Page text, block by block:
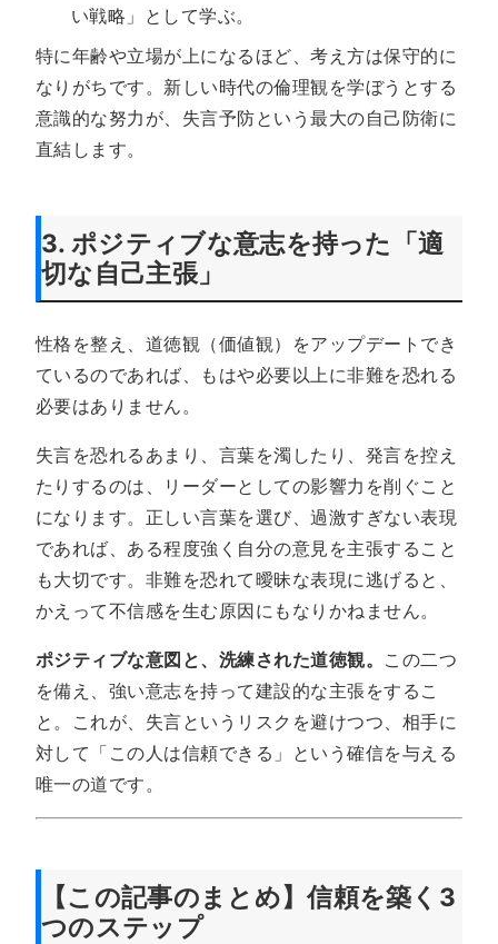
い戦略」として学ぶ。
特に年齢や立場が上になるほど、考え方は保守的に
なりがちです。新しい時代の倫理観を学ぼうとする
意識的な努力が、失言予防という最大の自己防衛に
直結します。
3. ポジティブな意志を持った「適
切な自己主張」
性格を整え、道徳観（価値観）をアップデートでき
ているのであれば、もはや必要以上に非難を恐れる
必要はありません。
失言を恐れるあまり、言葉を濁したり、発言を控え
たりするのは、リーダーとしての影響力を削ぐこと
になります。正しい言葉を選び、過激すぎない表現
であれば、ある程度強く自分の意見を主張すること
も大切です。非難を恐れて曖昧な表現に逃げると、
かえって不信感を生む原因にもなりかねません。
ポジティブな意図と、洗練された道徳観。 この二つ
を備え、強い意志を持って建設的な主張をするこ
と。これが、失言というリスクを避けつつ、相手に
対して「この人は信頼できる」という確信を与える
唯一の道です。
【この記事のまとめ】信頼を築く3
つのステップ